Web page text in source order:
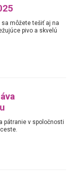
môžete tešiť aj na
pivo a skvelú
pátranie v spoločnosti